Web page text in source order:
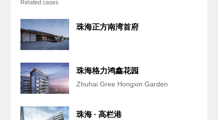
Related cases
珠海正方南湾首府
珠海格力鸿鑫花园
Zhuhai Gree Hongxin Garden
珠海 · 高栏港